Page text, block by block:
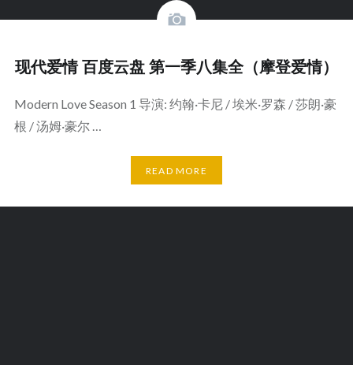
现代爱情 百度云盘 第一季八集全（摩登爱情）
Modern Love Season 1 导演: 约翰·卡尼 / 埃米·罗森 / 莎朗·豪
根 / 汤姆·豪尔 …
READ MORE